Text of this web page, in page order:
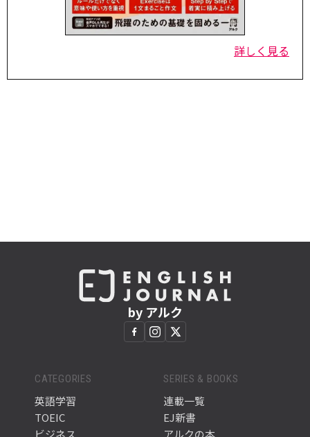
詳しく見る
by アルク
CATEGORIES
英語学習
TOEIC
ビジネス
SERIES & BOOKS
連載一覧
EJ新書
アルクの本